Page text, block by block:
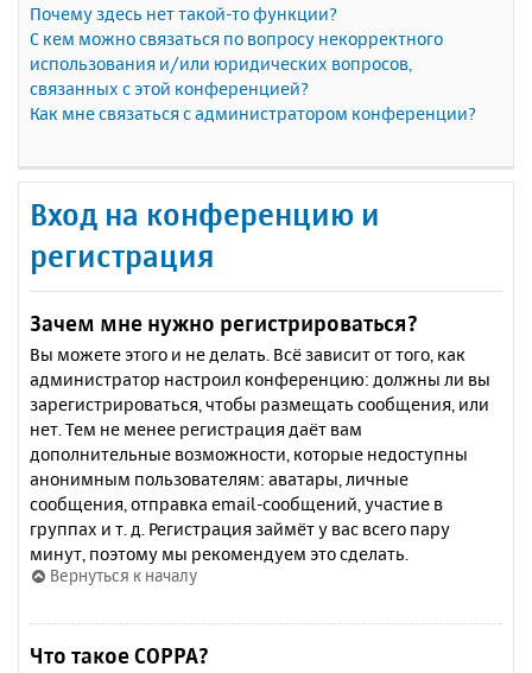
Почему здесь нет такой-то функции?
С кем можно связаться по вопросу некорректного
использования и/или юридических вопросов,
связанных с этой конференцией?
Как мне связаться с администратором конференции?
Вход на конференцию и
регистрация
Зачем мне нужно регистрироваться?
Вы можете этого и не делать. Всё зависит от того, как
администратор настроил конференцию: должны ли вы
зарегистрироваться, чтобы размещать сообщения, или
нет. Тем не менее регистрация даёт вам
дополнительные возможности, которые недоступны
анонимным пользователям: аватары, личные
сообщения, отправка email-сообщений, участие в
группах и т. д. Регистрация займёт у вас всего пару
минут, поэтому мы рекомендуем это сделать.
Вернуться к началу
Что такое COPPA?